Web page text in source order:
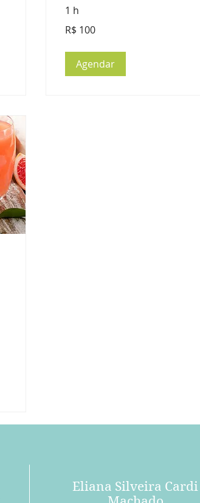
1 h
Reais
R$ 100
Agendar
Eliana Silveira Cardi